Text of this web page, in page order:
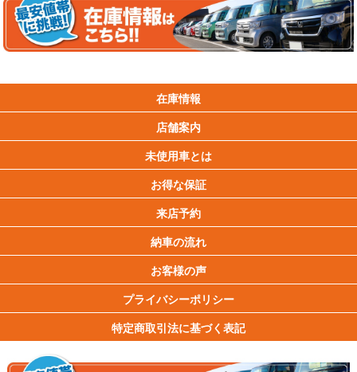
在庫情報
店舗案内
未使用車とは
お得な保証
来店予約
納車の流れ
お客様の声
プライバシーポリシー
特定商取引法に基づく表記